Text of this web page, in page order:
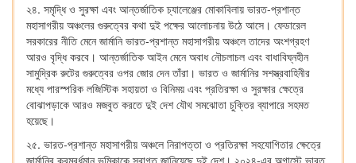
২৪. সমৃদ্ধি ও সুরক্ষা এবং আন্তর্জাতিক চ্যালেঞ্জের মোকাবিলায় ভারত-প্রশান্ত
মহাসাগরীয় অঞ্চলের গুরুত্বের কথা দুই পক্ষের আলোচনায় উঠে আসে। ফেডারেল
সরকারের নীতি মেনে জার্মানি ভারত-প্রশান্ত মহাসাগরীয় অঞ্চলে তাদের অংশগ্রহণ
আরও বৃদ্ধি করবে। আন্তর্জাতিক আইন মেনে অবাধ নৌচলাচল এবং বাধাবিঘ্নহীন
সামুদ্রিক রুটের গুরুত্বের ওপর জোর দেন তাঁরা। ভারত ও জার্মানির সশস্ত্রবাহিনীর
মধ্যে পারস্পরিক লজিস্টিক সহায়তা ও বিনিময় এবং প্রতিরক্ষা ও সুরক্ষার ক্ষেত্রে
বোঝাপড়াকে আরও মজবুত করতে দুই দেশ যৌথ সমঝোতা চুক্তির ব্যাপারে সহমত
হয়েছে।
২৫. ভারত-প্রশান্ত মহাসাগরীয় অঞ্চলে নিরাপত্তা ও প্রতিরক্ষা সহযোগিতার ক্ষেত্রে